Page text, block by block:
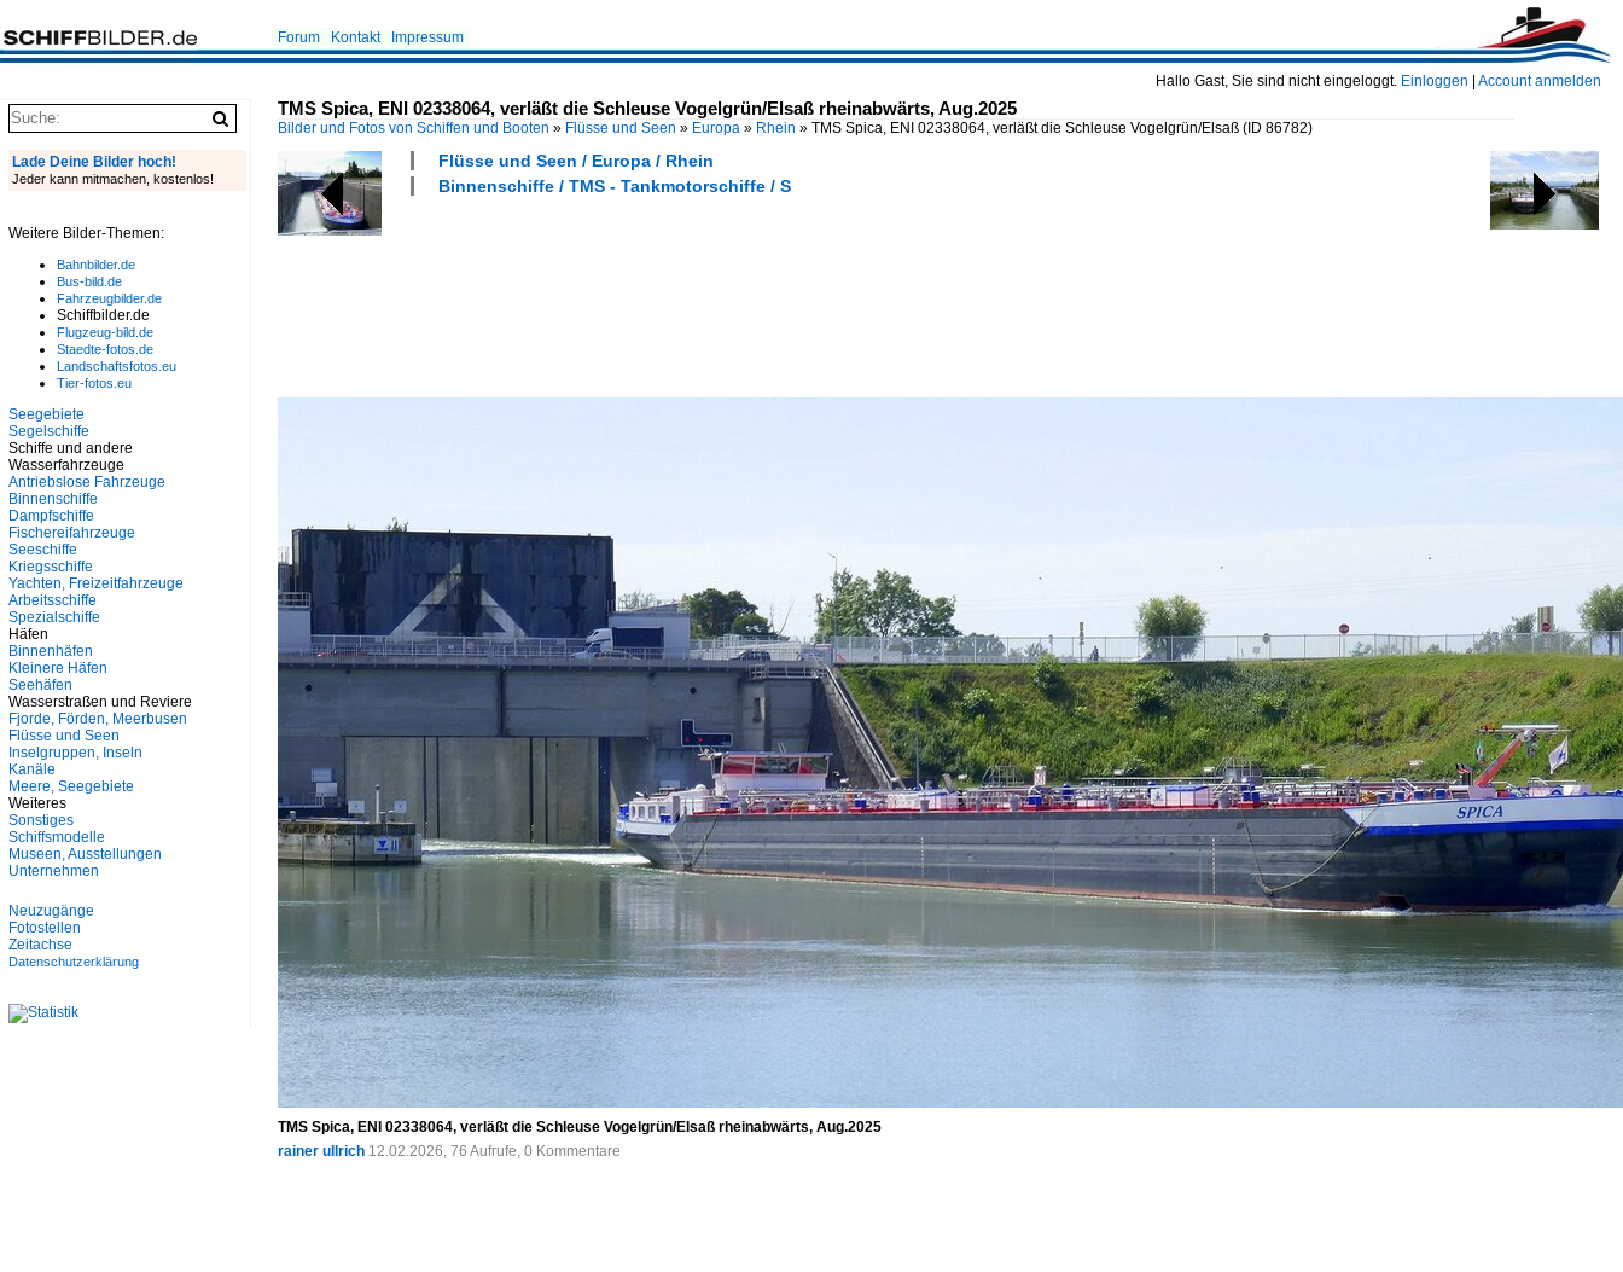
Hallo Gast, Sie sind nicht eingeloggt. Einloggen Account anmelden
Forum Kontakt Impressum
TMS Spica, ENI 02338064, verläßt die Schleuse Vogelgrün/Elsaß rheinabwärts, Aug.2025
Bilder und Fotos von Schiffen und Booten » Flüsse und Seen » Europa » Rhein » TMS Spica, ENI 02338064, verläßt die Schleuse Vogelgrün/Elsaß (ID 86782)
Flüsse und Seen / Europa / Rhein
Binnenschiffe / TMS - Tankmotorschiffe / S
TMS Spica, ENI 02338064, verläßt die Schleuse Vogelgrün/Elsaß rheinabwärts, Aug.2025
rainer ullrich 12.02.2026, 76 Aufrufe, 0 Kommentare
Lade Deine Bilder hoch!
Jeder kann mitmachen, kostenlos!
Weitere Bilder-Themen:
Bahnbilder.de
Bus-bild.de
Fahrzeugbilder.de
Schiffbilder.de
Flugzeug-bild.de
Staedte-fotos.de
Landschaftsfotos.eu
Tier-fotos.eu
Seegebiete
Segelschiffe
Schiffe und andere
Wasserfahrzeuge
Antriebslose Fahrzeuge
Binnenschiffe
Dampfschiffe
Fischereifahrzeuge
Seeschiffe
Kriegsschiffe
Yachten, Freizeitfahrzeuge
Arbeitsschiffe
Spezialschiffe
Häfen
Binnenhäfen
Kleinere Häfen
Seehäfen
Wasserstraßen und Reviere
Fjorde, Förden, Meerbusen
Flüsse und Seen
Inselgruppen, Inseln
Kanäle
Meere, Seegebiete
Weiteres
Sonstiges
Schiffsmodelle
Museen, Ausstellungen
Unternehmen
Neuzugänge
Fotostellen
Zeitachse
Datenschutzerklärung